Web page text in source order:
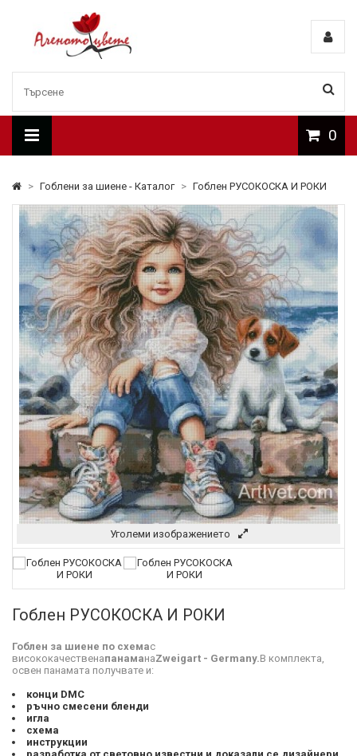
0
> Гоблени за шиене - Каталог > Гоблен РУСОКОСКА И РОКИ
Уголеми изображението
Гоблен РУСОКОСКА И РОКИ
Гоблен за шиене по схемас
висококачественапанаманаZweigart - Germany.В комплекта,
освен панамата получвате и:
конци DMC
ръчно смесени бленди
игла
схема
инструкции